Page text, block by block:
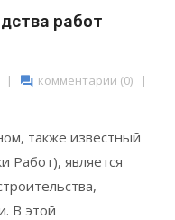
работ
| комментарии (0)
|
также известный
Работ), является
В этой